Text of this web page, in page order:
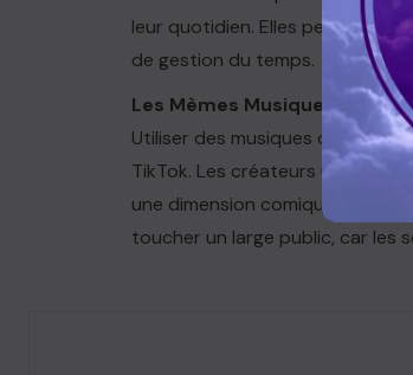
leur quotidien. Elles peuvent
de gestion du temps.
Les Mèmes Musiques et
Utiliser des musiques ou des
TikTok. Les créateurs utilisent
une dimension comique ou
toucher un large public, car les